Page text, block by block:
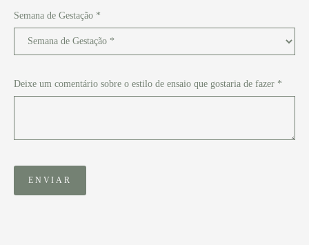
Semana de Gestação *
Deixe um comentário sobre o estilo de ensaio que gostaria de fazer *
ENVIAR